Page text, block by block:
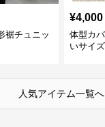
裾チュニッ
¥4,000
体型カ
いサイ
人気アイテム一覧へ